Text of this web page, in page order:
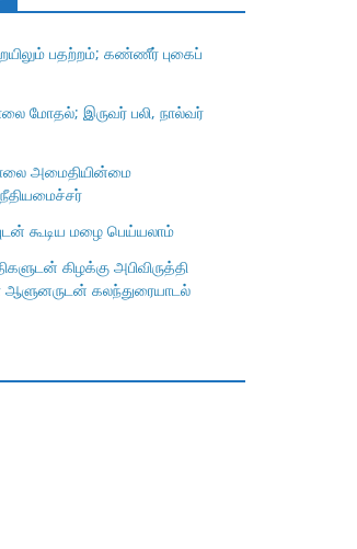
பதற்றம்; கண்ணீர் புகைப்
மோதல்; இருவர் பலி, நால்வர்
அமைதியின்மை
நீதியமைச்சர்
கூடிய மழை பெய்யலாம்
கிழக்கு அபிவிருத்தி
கலந்துரையாடல்